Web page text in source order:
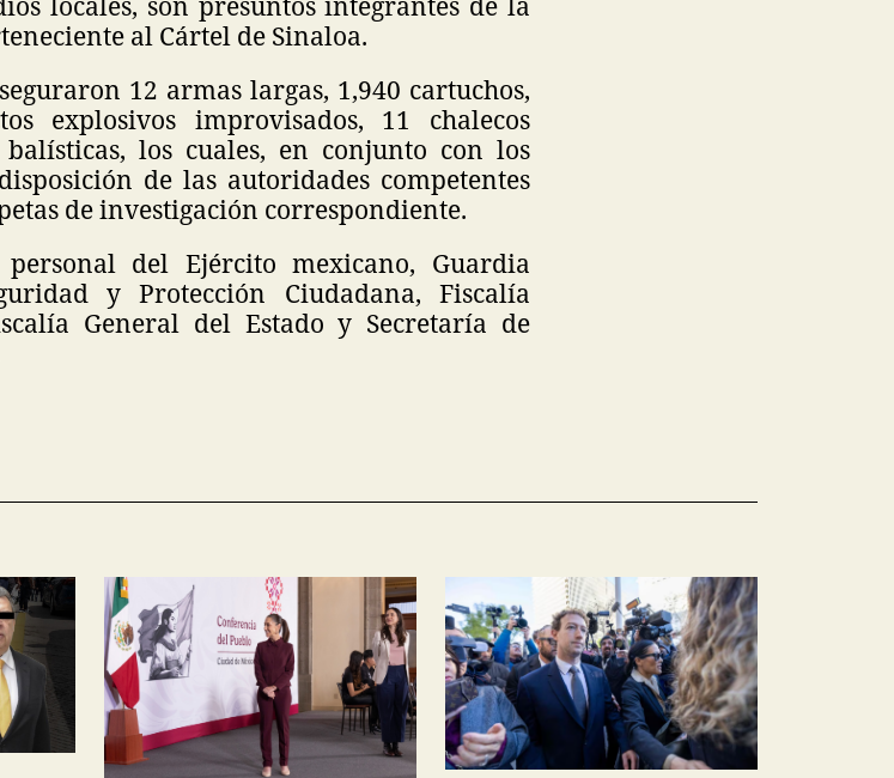
al Cártel de Sinaloa.
12 armas largas, 1,940 cartuchos,
explosivos improvisados, 11 chalecos
los cuales, en conjunto con los
de las autoridades competentes
de investigación correspondiente.
del Ejército mexicano, Guardia
y Protección Ciudadana, Fiscalía
General del Estado y Secretaría de